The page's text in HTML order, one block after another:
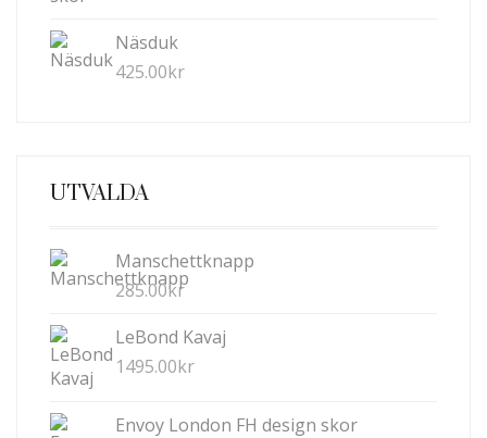
Näsduk
425.00kr
UTVALDA
Manschettknapp
285.00kr
LeBond Kavaj
1495.00kr
Envoy London FH design skor